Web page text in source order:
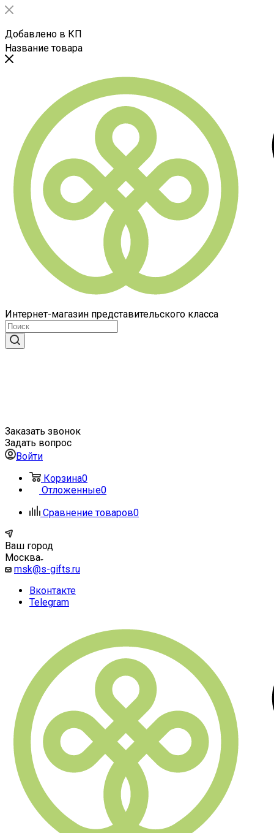
Добавлено в КП
Название товара
Интернет-магазин представительского класса
Заказать звонок
Задать вопрос
Войти
Корзина0
Отложенные0
Сравнение товаров0
Ваш город
Москва
msk@s-gifts.ru
Вконтакте
Telegram